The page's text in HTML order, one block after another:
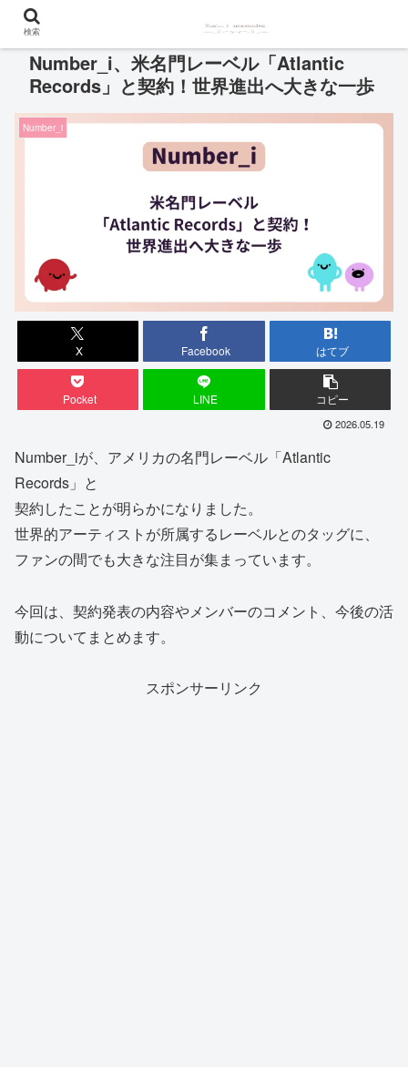
Number_i、米名門レーベル「Atlantic
Records」と契約！世界進出へ大きな一歩
Number_i
X Facebook はてブ
Pocket LINE コピー
2026.05.19
Number_iが、アメリカの名門レーベル「Atlantic
Records」と
契約したことが明らかになりました。
世界的アーティストが所属するレーベルとのタッグに、
ファンの間でも大きな注目が集まっています。
今回は、契約発表の内容やメンバーのコメント、今後の活
動についてまとめます。
スポンサーリンク
検索